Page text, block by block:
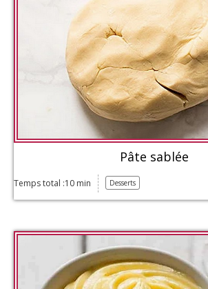
Pâte sablée
Temps total :10 min Desserts